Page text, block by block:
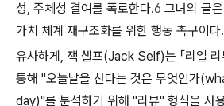
성, 주체성 결여를 폭로한다.6 그녀의 글
가치 체계 재구조화를 위한 행동 촉구이다.
유사하게, 잭 셀프(Jack Self)는 『리얼
통해 "오늘날을 산다는 것은 무엇인가
day)"를 분석하기 위해 "리뷰" 형식을 사